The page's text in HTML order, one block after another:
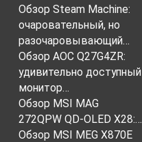
Обзор Steam Machine:
очаровательный, но
разочаровывающий…
Обзор AOC Q27G4ZR:
удивительно доступный
монитор…
Обзор MSI MAG
272QPW QD-OLED X28:…
Обзор MSI MEG X870E